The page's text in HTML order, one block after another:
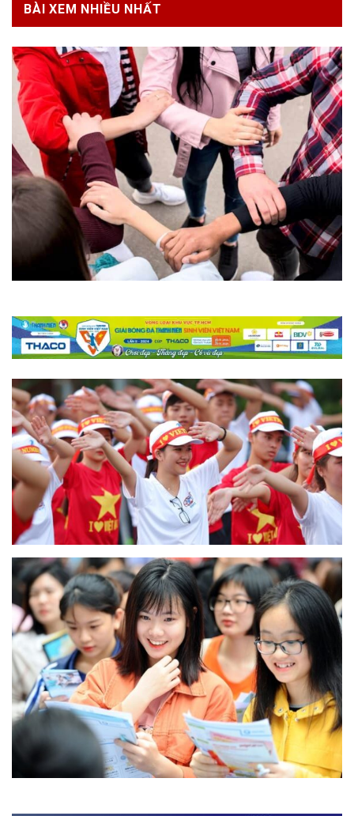
BÀI XEM NHIỀU NHẤT